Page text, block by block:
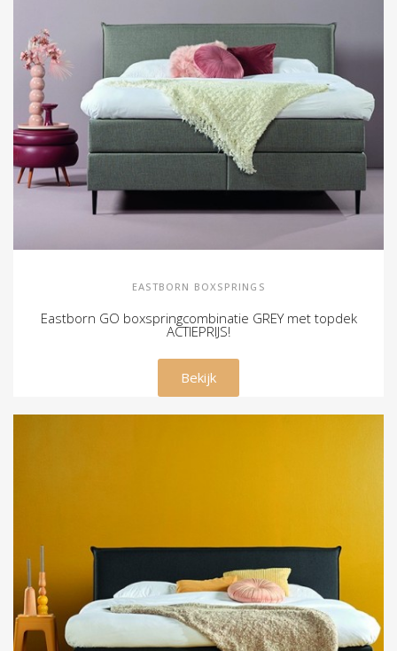
EASTBORN BOXSPRINGS
Eastborn GO boxspringcombinatie GREY met topdek
ACTIEPRIJS!
€ 1.895,00
Bekijk